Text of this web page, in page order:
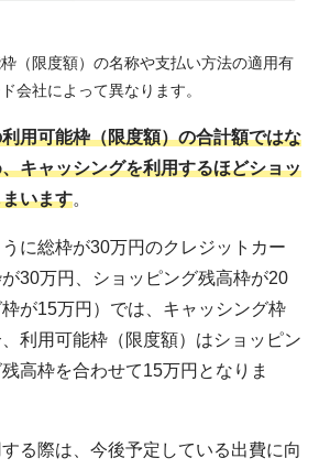
（限度額）の名称や支払い方法の適用有
会社によって異なります。
用可能枠（限度額）の合計額ではな
キャッシングを利用するほどショッ
います。
に総枠が30万円のクレジットカー
30万円、ショッピング残高枠が20
が15万円）では、キャッシング枠
利用可能枠（限度額）はショッピン
高枠を合わせて15万円となりま
る際は、今後予定している出費に向